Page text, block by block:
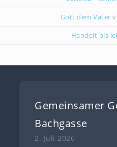
Gott dem Vater
Handelt bis
Gemeinsamer
Bachgasse
2. Juli 2026